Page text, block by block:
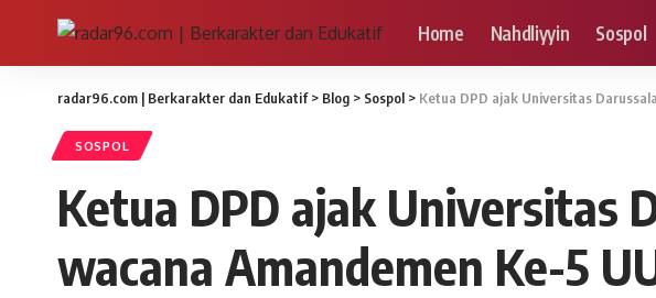
Home Nahdliyyin Sospol
radar96.com | Berkarakter dan Edukatif> Blog > Sospol > Ketua DPD ajak Universitas
SOSPOL
Ketua DPD ajak Universitas
wacana Amandemen Ke-5